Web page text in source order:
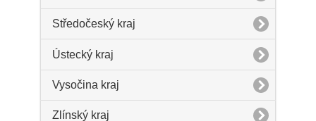
Středočeský kraj
Ústecký kraj
Vysočina kraj
Zlínský kraj